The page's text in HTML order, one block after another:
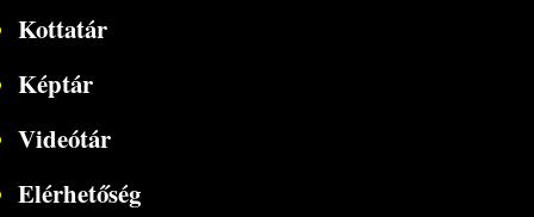
Kottatár
Képtár
Videótár
Elérhetőség